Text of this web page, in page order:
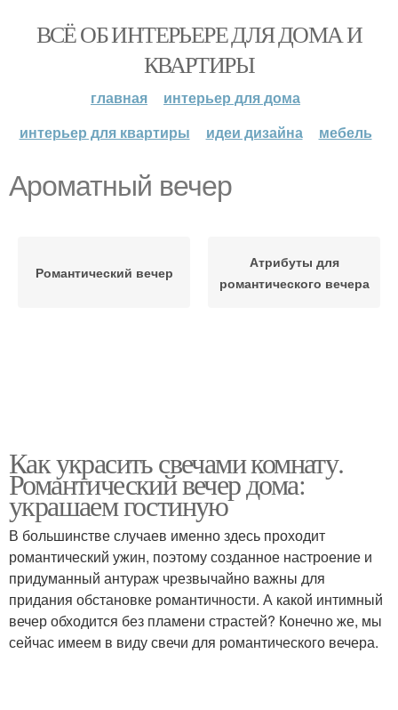
ВСЁ ОБ ИНТЕРЬЕРЕ ДЛЯ ДОМА И
КВАРТИРЫ
главная
интерьер для дома
интерьер для квартиры
идеи дизайна мебель
Ароматный вечер
Романтический вечер
Атрибуты для
романтического вечера
Как украсить свечами комнату.
Романтический вечер дома:
украшаем гостиную
В большинстве случаев именно здесь проходит
романтический ужин, поэтому созданное настроение и
придуманный антураж чрезвычайно важны для
придания обстановке романтичности. А какой интимный
вечер обходится без пламени страстей? Конечно же, мы
сейчас имеем в виду свечи для романтического вечера.